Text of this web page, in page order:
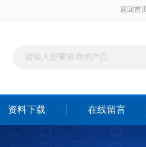
返回首
资料下载 在线留言